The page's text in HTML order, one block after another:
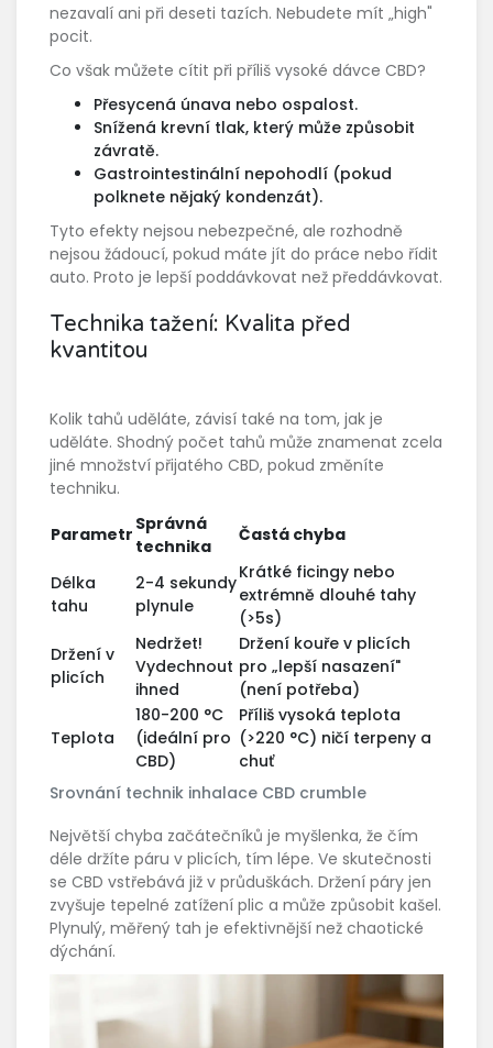
nezavalí ani při deseti tazích. Nebudete mít „high"
pocit.
Co však můžete cítit při příliš vysoké dávce CBD?
Přesycená únava nebo ospalost.
Snížená krevní tlak, který může způsobit
závratě.
Gastrointestinální nepohodlí (pokud
polknete nějaký kondenzát).
Tyto efekty nejsou nebezpečné, ale rozhodně
nejsou žádoucí, pokud máte jít do práce nebo řídit
auto. Proto je lepší poddávkovat než předdávkovat.
Technika tažení: Kvalita před
kvantitou
Kolik tahů uděláte, závisí také na tom, jak je
uděláte. Shodný počet tahů může znamenat zcela
jiné množství přijatého CBD, pokud změníte
techniku.
Srovnání technik inhalace CBD crumble
Parametr Správná
technika
Častá chyba
Délka
tahu
2-4 sekundy
plynule
Krátké ficingy nebo
extrémně dlouhé tahy
(>5s)
Držení v
plicích
Nedržet!
Vydechnout
ihned
Držení kouře v plicích
pro „lepší nasazení"
(není potřeba)
Teplota
180-200 °C
(ideální pro
CBD)
Příliš vysoká teplota
(>220 °C) ničí terpeny a
chuť
Největší chyba začátečníků je myšlenka, že čím
déle držíte páru v plicích, tím lépe. Ve skutečnosti
se CBD vstřebává již v průduškách. Držení páry jen
zvyšuje tepelné zatížení plic a může způsobit kašel.
Plynulý, měřený tah je efektivnější než chaotické
dýchání.